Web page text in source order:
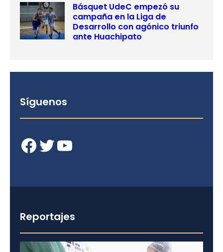
Básquet UdeC empezó su
campaña en la Liga de
Desarrollo con agónico triunfo
ante Huachipato
Síguenos
Facebook Twitter YouTube
Reportajes